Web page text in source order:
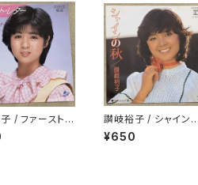
/ ファースト・
讃岐裕子 / シャインの
秋
¥650